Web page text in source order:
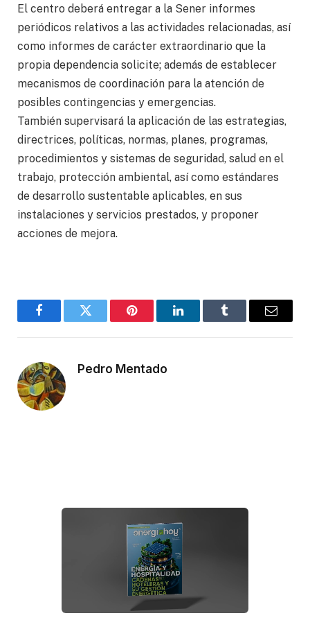
El centro deberá entregar a la Sener informes
periódicos relativos a las actividades relacionadas, así
como informes de carácter extraordinario que la
propia dependencia solicite; además de establecer
mecanismos de coordinación para la atención de
posibles contingencias y emergencias.
También supervisará la aplicación de las estrategias,
directrices, políticas, normas, planes, programas,
procedimientos y sistemas de seguridad, salud en el
trabajo, protección ambiental, así como estándares
de desarrollo sustentable aplicables, en sus
instalaciones y servicios prestados, y proponer
acciones de mejora.
FacebookTwitter Pinterest LinkedInTumblr Email
Pedro Mentado